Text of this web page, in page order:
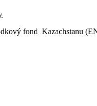
fond Kazachstanu